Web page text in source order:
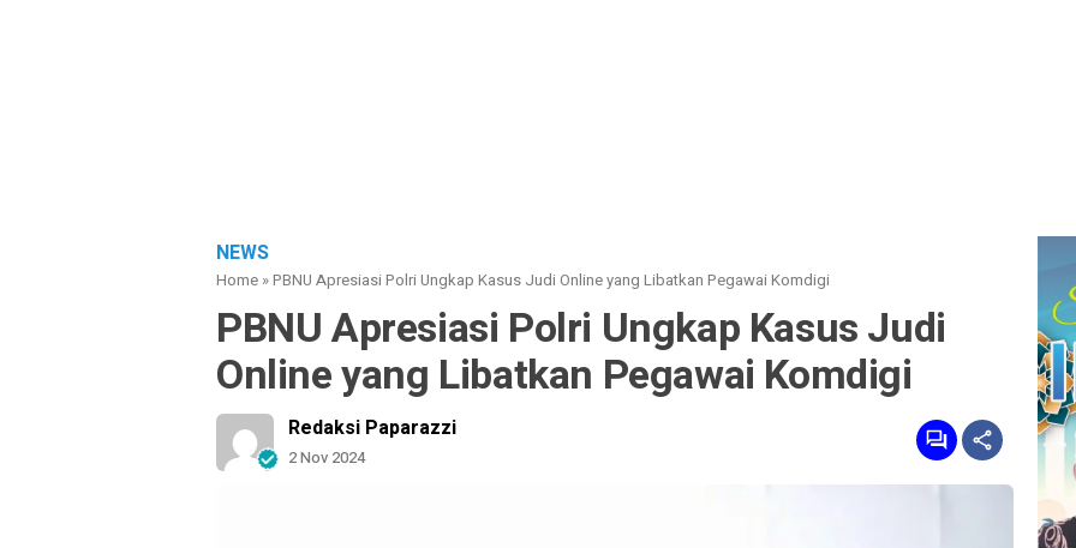
NEWS
Home »PBNU Apresiasi Polri Ungkap Kasus Judi Online yang Libatkan Pegawai Komdigi
PBNU Apresiasi Polri Ungkap Kasus Judi
Online yang Libatkan Pegawai Komdigi
Redaksi Paparazzi
2 Nov 2024